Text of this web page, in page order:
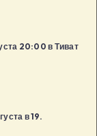
20:00 в Тиват
в 19.